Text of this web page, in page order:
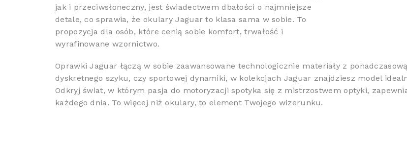
jak i przeciwsłoneczny, jest świadectwem dbałości o najmniejsze
detale, co sprawia, że okulary Jaguar to klasa sama w sobie. To
propozycja dla osób, które cenią sobie komfort, trwałość i
wyrafinowane wzornictwo.
Oprawki Jaguar łączą w sobie zaawansowane technologicznie materiały z
dyskretnego szyku, czy sportowej dynamiki, w kolekcjach Jaguar znajdziesz model
Odkryj świat, w którym pasja do motoryzacji spotyka się z mistrzostwem optyki,
każdego dnia. To więcej niż okulary, to element Twojego wizerunku.